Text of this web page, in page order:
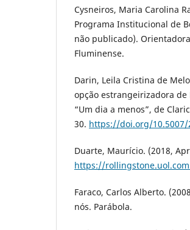
Cysneiros, Maria Carolina
Programa Institucional de
não publicado).
Fluminense.
Darin, Leila Cristina de
opção estrangeirizadora
“Um dia a menos”, de
30. https://doi.org/10.5007/
Duarte, Maurício. (2018,
https://
Faraco, Carlos Alberto.
nós. Parábola.